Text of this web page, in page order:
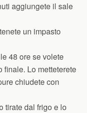
aggiungete il sale
un impasto
48 ore se volete
finale. Lo metteterete
chiudete con
tirate dal frigo e lo